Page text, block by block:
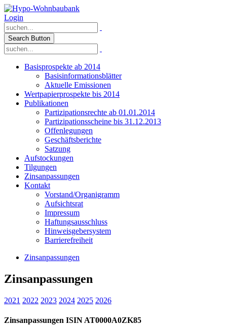
Login
Search Button
Basisprospekte ab 2014
Basisinformationsblätter
Aktuelle Emissionen
Wertpapierprospekte bis 2014
Publikationen
Partizipationsrechte ab 01.01.2014
Partizipationsscheine bis 31.12.2013
Offenlegungen
Geschäftsberichte
Satzung
Aufstockungen
Tilgungen
Zinsanpassungen
Kontakt
Vorstand/Organigramm
Aufsichtsrat
Impressum
Haftungsausschluss
Hinweisgebersystem
Barrierefreiheit
Zinsanpassungen
Zinsanpassungen
2021 2022 2023 2024 2025 2026
Zinsanpassungen ISIN AT0000A0ZK85